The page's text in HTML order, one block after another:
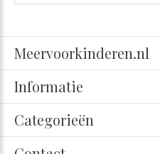
Meervoorkinderen.nl
Informatie
Categorieën